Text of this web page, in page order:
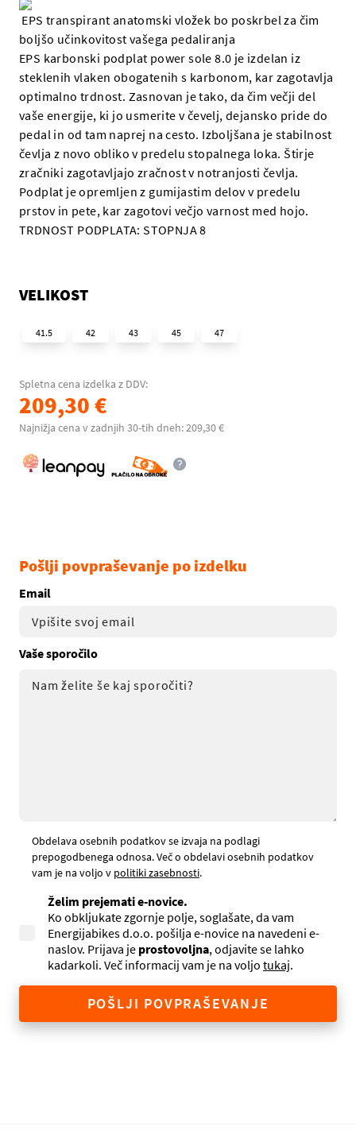
EPS transpirant anatomski vložek bo poskrbel za čim
boljšo učinkovitost vašega pedaliranja
EPS karbonski podplat power sole 8.0 je izdelan iz
steklenih vlaken obogatenih s karbonom, kar zagotavlja
optimalno trdnost. Zasnovan je tako, da čim večji del
vaše energije, ki jo usmerite v čevelj, dejansko pride do
pedal in od tam naprej na cesto. Izboljšana je stabilnost
čevlja z novo obliko v predelu stopalnega loka. Štirje
zračniki zagotavljajo zračnost v notranjosti čevlja.
Podplat je opremljen z gumijastim delov v predelu
prstov in pete, kar zagotovi večjo varnost med hojo.
TRDNOST PODPLATA: STOPNJA 8
VELIKOST
41.5 42 43 45 47
Spletna cena izdelka z DDV:
209,30 €
Najnižja cena v zadnjih 30-tih dneh: 209,30 €
Pošlji povpraševanje po izdelku
Email
Vaše sporočilo
Obdelava osebnih podatkov se izvaja na podlagi
prepogodbenega odnosa. Več o obdelavi osebnih podatkov
vam je na voljo v politiki zasebnosti.
Želim prejemati e-novice.
Ko obkljukate zgornje polje, soglašate, da vam
Energijabikes d.o.o. pošilja e-novice na navedeni e-
naslov. Prijava je prostovoljna, odjavite se lahko
kadarkoli. Več informacij vam je na voljo tukaj.
POŠLJI POVPRAŠEVANJE